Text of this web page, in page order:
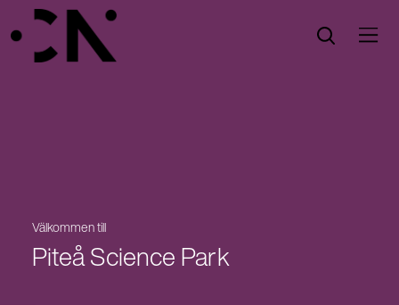
Öppna sök
Öppna menyn
Välkommen till
Piteå Science Park